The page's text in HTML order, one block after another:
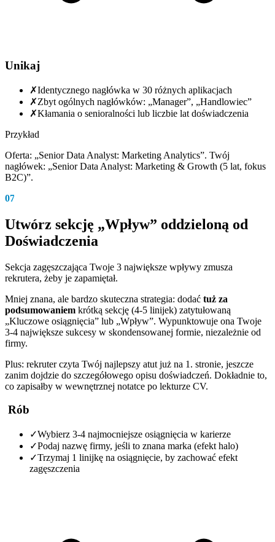
Unikaj
✗Identycznego nagłówka w 30 różnych aplikacjach
✗Zbyt ogólnych nagłówków: „Manager”, „Handlowiec”
✗Kłamania o senioralności lub liczbie lat doświadczenia
Przykład
Oferta: „Senior Data Analyst: Marketing Analytics”. Twój
nagłówek: „Senior Data Analyst: Marketing & Growth (5 lat, fokus
B2C)”.
07
Utwórz sekcję „Wpływ” oddzieloną od
Doświadczenia
Sekcja zagęszczająca Twoje 3 największe wpływy zmusza
rekrutera, żeby je zapamiętał.
Mniej znana, ale bardzo skuteczna strategia: dodać tuż za
podsumowaniem krótką sekcję (4-5 linijek) zatytułowaną
„Kluczowe osiągnięcia” lub „Wpływ”. Wypunktowuje ona Twoje
3-4 największe sukcesy w skondensowanej formie, niezależnie od
firmy.
Plus: rekruter czyta Twój najlepszy atut już na 1. stronie, jeszcze
zanim dojdzie do szczegółowego opisu doświadczeń. Dokładnie to,
co zapisałby w wewnętrznej notatce po lekturze CV.
Rób
✓Wybierz 3-4 najmocniejsze osiągnięcia w karierze
✓Podaj nazwę firmy, jeśli to znana marka (efekt halo)
✓Trzymaj 1 linijkę na osiągnięcie, by zachować efekt
zagęszczenia